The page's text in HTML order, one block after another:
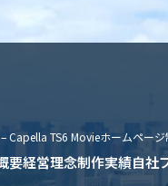
Capella TS6 Movieホームペー
要経営理念制作実績自社